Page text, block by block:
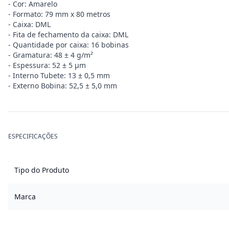
- Cor: Amarelo
- Formato: 79 mm x 80 metros
- Caixa: DML
- Fita de fechamento da caixa: DML
- Quantidade por caixa: 16 bobinas
- Gramatura: 48 ± 4 g/m²
- Espessura: 52 ± 5 µm
- Interno Tubete: 13 ± 0,5 mm
- Externo Bobina: 52,5 ± 5,0 mm
ESPECIFICAÇÕES
Tipo do Produto
Marca